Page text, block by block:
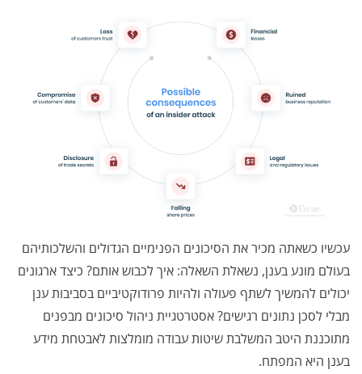
עכשיו כשאתה מכיר את הסיכונים הפנימיים הגדולים והשלכותיהם
בעולם מונע בענן, נשאלת השאלה: איך לכבוש אותם? כיצד ארגונים
יכולים להמשיך לשתף פעולה ולהיות פרודוקטיביים בסביבות ענן
מבלי לסכן נתונים רגישים? אסטרטגיית ניהול סיכונים מבפנים
מתוכננת היטב המשלבתשיטות עבודה מומלצות לאבטחת מידע
בענן היא המפתח.